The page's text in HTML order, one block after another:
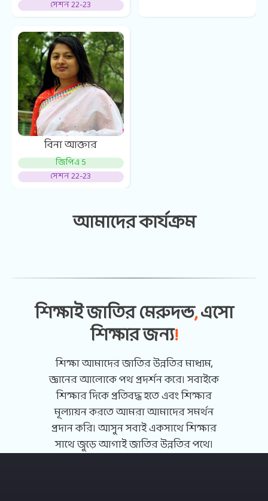
সেশন 22-23
বিনা আক্তার
জিপিএ 5
সেশন 22-23
আমাদের কার্যক্রম
ভিডিও গ্যালারি
“সাহিত্য আড্ডা” ।। শামীমা আক্তার শিমু।। সাথী সাইবা
রহমান।। জোনাকী টেলিভিশন
আমাদের ঠিকানা
নিলক্ষা, রায়পুরা, নরসিংদী(১৬৩০)
শিক্ষাই জাতির মেরুদন্ড,এসো
শিক্ষার জন্য!
শিক্ষা আমাদের জাতির উন্নতির মাধ্যম,
জ্ঞানের আলোকে পথ প্রদর্শন করে। সবাইকে
শিক্ষার দিকে প্রতিবদ্ধ হতে এবং শিক্ষার
মূল্যায়ন করতে আমরা আমাদের সমর্থন
প্রদান করি। আসুন সবাই একসাথে শিক্ষার
সাথে জুড়ে আগাই জাতির উন্নতির পথে।